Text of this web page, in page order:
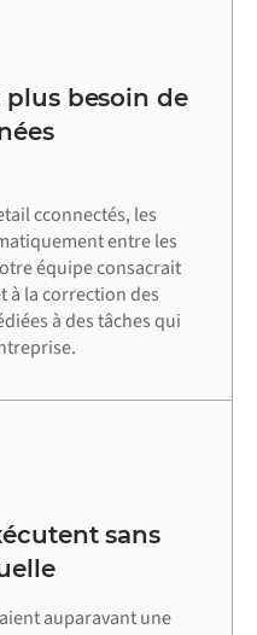
besoin de
cconnectés, les
entre les
équipe consacrait
à la correction des
à des tâches qui
sans
auparavant une